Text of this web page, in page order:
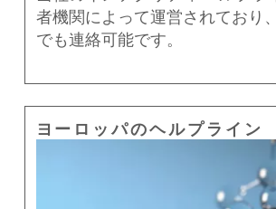
者機関によって運営されており
でも連絡可能です。
ヨーロッパのヘルプライン